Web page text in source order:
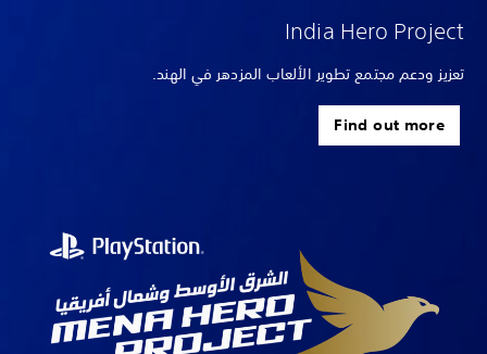
India Hero Project
تعزيز ودعم مجتمع تطوير الألعاب المزدهر في الهند.
Find out more